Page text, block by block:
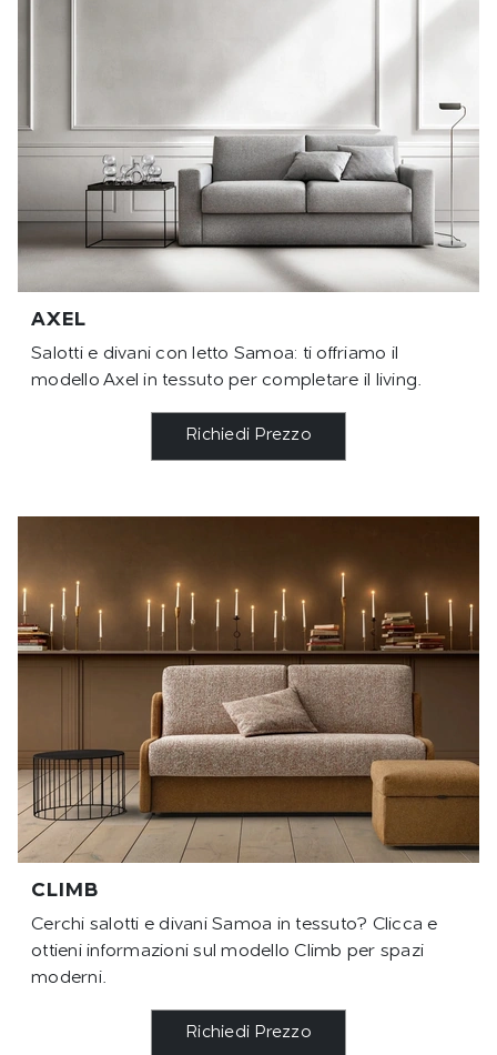
AXEL
Salotti e divani con letto Samoa: ti offriamo il
modello Axel in tessuto per completare il living.
Richiedi Prezzo
CLIMB
Cerchi salotti e divani Samoa in tessuto? Clicca e
ottieni informazioni sul modello Climb per spazi
moderni.
Richiedi Prezzo